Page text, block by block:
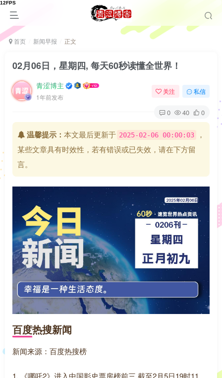
首页 新闻早报 正文
02月06日，星期四, 每天60秒读懂全世界！
青涩博主
1年前发布
关注 私信
0 40 0
温馨提示： 本文最后更新于 2025-02-06 00:00:03
，
某些文章具有时效性，若有错误或已失效，请在下方留
言。
百度热搜新闻
新闻来源：百度热搜榜
1. 《哪吒2》进入中国影史票房榜前三 截至2月5日19时11